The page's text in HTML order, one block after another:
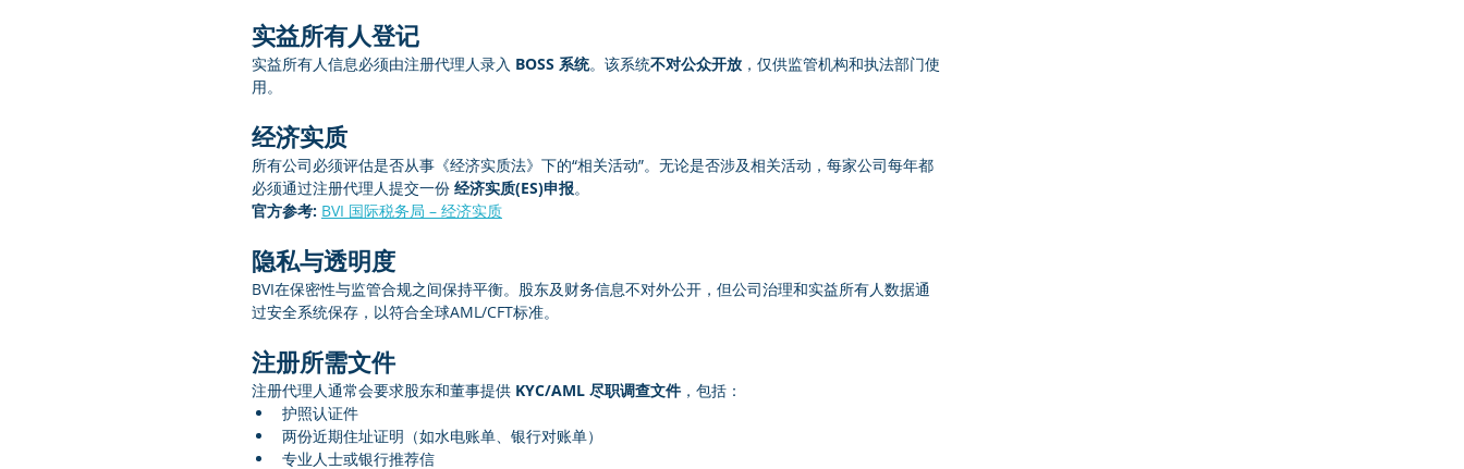
实益所有人登记
实益所有人信息必须由注册代理人录入 BOSS 系统。该系统不对公众开放 ，仅供监管机构和执法部门使
用。
经济实质
所有公司必须评估是否从事《经济实质法》下的“相关活动”。无论是否涉及相关活动，每家公司每年都
必须通过注册代理人提交一份 经济实质(ES)申报。
官方参考: BVI 国际税务局 – 经济实质
隐私与透明度
BVI在保密性与监管合规之间保持平衡。股东及财务信息不对外公开，但公司治理和实益所有人数据通
过安全系统保存，以符合全球AML/CFT标准。
注册所需文件
注册代理人通常会要求股东和董事提供 KYC/AML 尽职调查文件 ，包括：
护照认证件
两份近期住址证明（如水电账单、银行对账单）
专业人士或银行推荐信